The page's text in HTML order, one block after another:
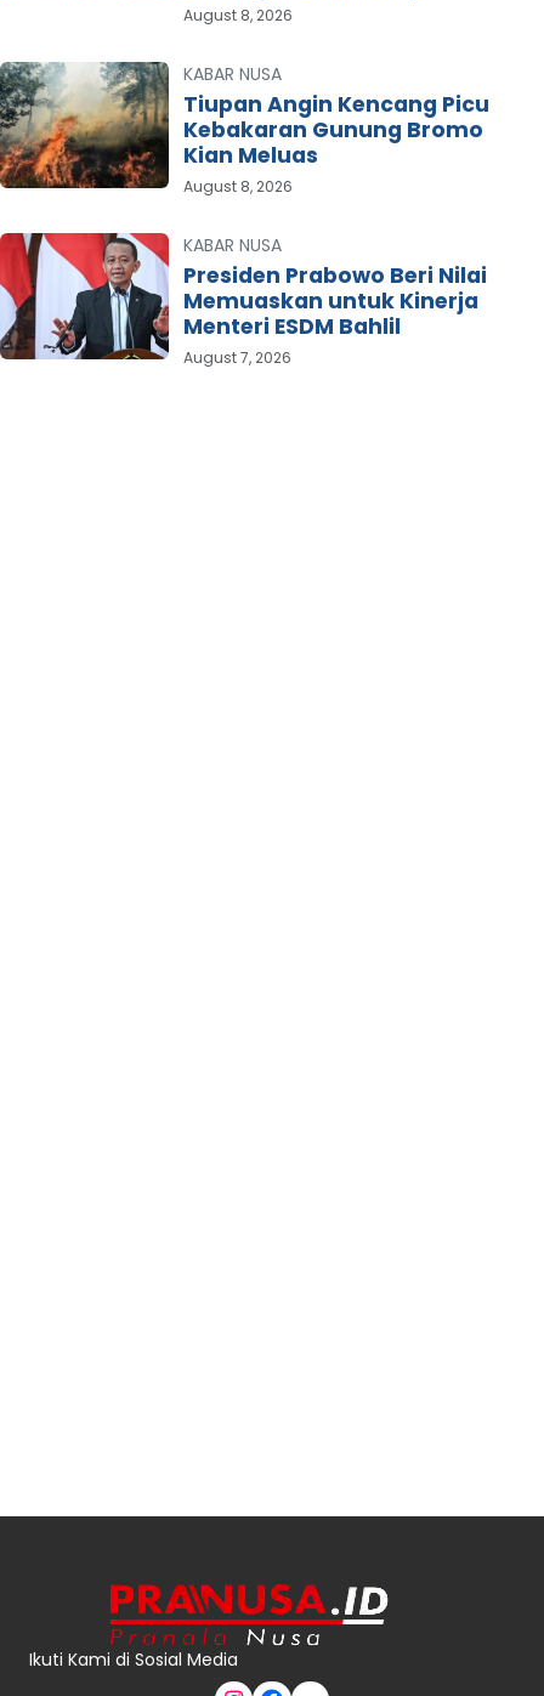
August 8, 2026
KABAR NUSA
Tiupan Angin Kencang Picu
Kebakaran Gunung Bromo
Kian Meluas
August 8, 2026
KABAR NUSA
Presiden Prabowo Beri Nilai
Memuaskan untuk Kinerja
Menteri ESDM Bahlil
August 7, 2026
Ikuti Kami di Sosial Media